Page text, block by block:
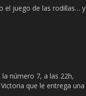
el juego de las rodillas… y
número 7, a las 22h,
que le entrega una